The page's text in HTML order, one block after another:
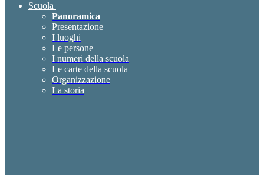
Scuola
Panoramica
Presentazione
I luoghi
Le persone
I numeri della scuola
Le carte della scuola
Organizzazione
La storia